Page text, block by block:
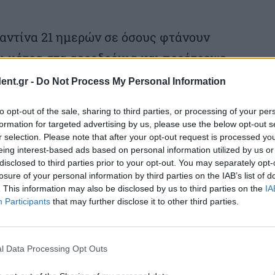
- Do Not Process My Personal Information
opt-out of the sale, sharing to third parties, or processing of your
for targeted advertising by us, please use the below opt-out
selection. Please note that after your opt-out request is processed
interest-based ads based on personal information utilized by us
to third parties prior to your opt-out. You may separately
of your personal information by third parties on the IAB’s list of
This information may also be disclosed by us to third parties on the
Participants that may further disclose it to other third parties.
Data Processing Opt Outs
21 ημερών σε όσους φτάνουν
στα αεροδρόμια και προέτρεψε
στη ΛΔ του Κονγκό.
του ιού Έμπολα, που
του Κονγκό, θα είναι διαθέσιμο από
της υγειονομικής υπηρεσίας